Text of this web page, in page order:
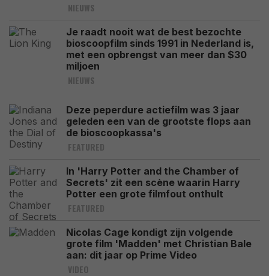
NIEUWS
Je raadt nooit wat de best bezochte
bioscoopfilm sinds 1991 in Nederland is,
met een opbrengst van meer dan $30
miljoen
NIEUWS
Deze peperdure actiefilm was 3 jaar
geleden een van de grootste flops aan
de bioscoopkassa's
FEATURED
In 'Harry Potter and the Chamber of
Secrets' zit een scène waarin Harry
Potter een grote filmfout onthult
FEATURED
Nicolas Cage kondigt zijn volgende
grote film 'Madden' met Christian Bale
aan: dit jaar op Prime Video
VIDEO